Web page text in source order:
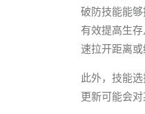
破防技能能
有效提高生
速拉开距离或
此外，技能
更新可能会